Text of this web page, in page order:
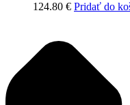
124.80 € Pridať do